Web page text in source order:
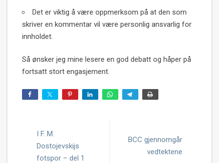
Det er viktig å være oppmerksom på at den som
skriver en kommentar vil være personlig ansvarlig for
innholdet.
Så ønsker jeg mine lesere en god debatt og håper på
fortsatt stort engasjement.
I F. M.
Dostojevskijs
fotspor – del 1
BCC gjennomgår
vedtektene